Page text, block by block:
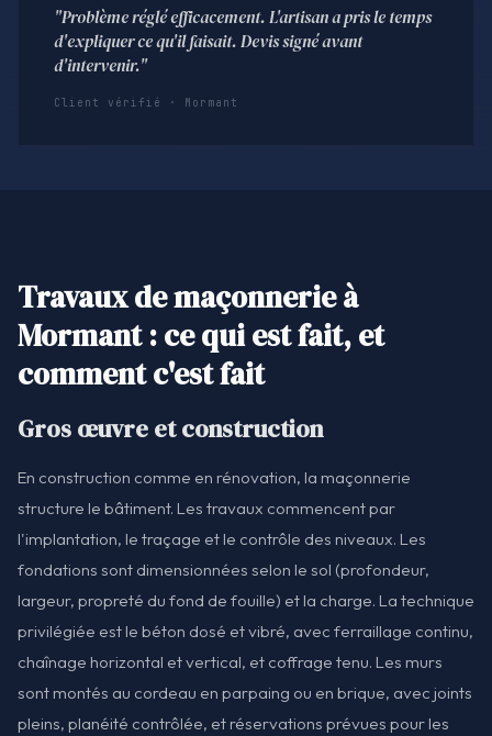
"Problème réglé efficacement. L'artisan a pris le temps
d'expliquer ce qu'il faisait. Devis signé avant
d'intervenir."
Client vérifié · Mormant
Travaux de maçonnerie à
Mormant : ce qui est fait, et
comment c'est fait
Gros œuvre et construction
En construction comme en rénovation, la maçonnerie
structure le bâtiment. Les travaux commencent par
l'implantation, le traçage et le contrôle des niveaux. Les
fondations sont dimensionnées selon le sol (profondeur,
largeur, propreté du fond de fouille) et la charge. La technique
privilégiée est le béton dosé et vibré, avec ferraillage continu,
chaînage horizontal et vertical, et coffrage tenu. Les murs
sont montés au cordeau en parpaing ou en brique, avec joints
pleins, planéité contrôlée, et réservations prévues pour les